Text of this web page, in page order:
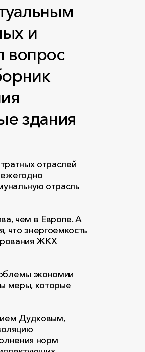
и
вопрос
здания
отраслей
отрасль
чем в Европе. А
что энергоемкость
ЖКХ
экономии
меры, которые
Дудковым,
норм